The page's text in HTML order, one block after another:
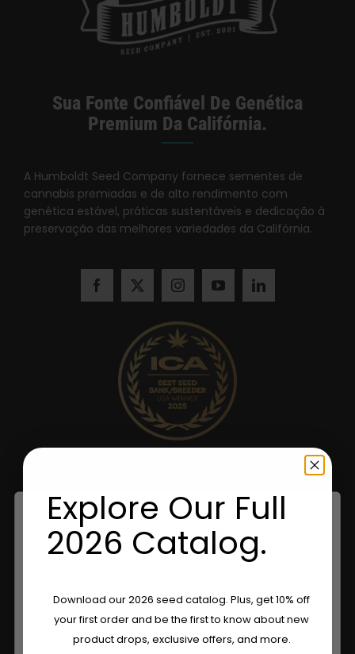
Sua Fonte Confiável De Genética
Premium Da Califórnia.
A Humboldt Seed Company fornece sementes de
cannabis premiadas e de alto rendimento com
genética estável, práticas sustentáveis e dedicação à
preservação das melhores variedades da Califórnia.
Are You Aged 18 Or Over?
The content and products of our website is reserved for
those of legal age.Please see Terms & Conditions.
Explore Our Full
2026 Catalog.
Download our 2026 seed catalog. Plus, get 10% off
your first order and be the first to know about new
product drops, exclusive offers, and more.